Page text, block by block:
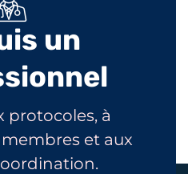
un
protocoles, à
membres et aux